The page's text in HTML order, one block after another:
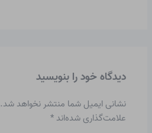
دیدگاه‌ خود را بنویسید
نشانی ایمیل شما منتشر نخواهد شد.
علامت‌گذاری شده‌اند*